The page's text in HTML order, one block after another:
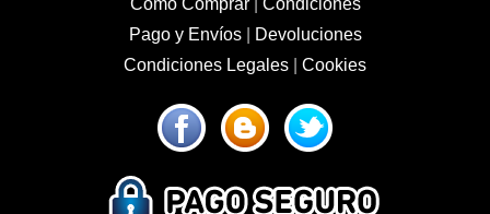
Cómo Comprar| Condiciones
Pago y Envíos|
Devoluciones
Condiciones Legales
Cookies